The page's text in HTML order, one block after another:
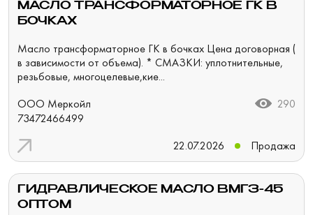
МАСЛО ТРАНСФОРМАТОРНОЕ ГК В
БОЧКАХ
Масло трансформаторное ГК в бочках Цена договорная (
в зависимости от объема). * СМАЗКИ: уплотнительные,
резьбовые, многоцелевые,кие...
ООО Меркойл
73472466499
290
22.07.2026 Продажа
ГИДРАВЛИЧЕСКОЕ МАСЛО ВМГЗ-45
ОПТОМ